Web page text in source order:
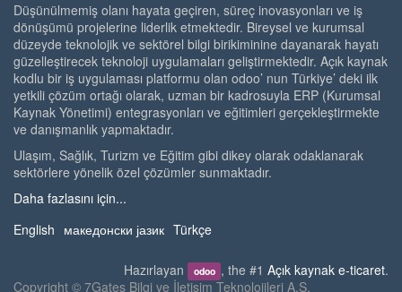
Düşünülmemiş olanı hayata geçiren, süreç inovasyonları ve iş
dönüşümü projelerine liderlik etmektedir. Bireysel ve kurumsal
düzeyde teknolojik ve sektörel bilgi birikiminine dayanarak hayatı
güzelleştirecek teknoloji uygulamaları geliştirmektedir. Açık kaynak
kodlu bir iş uygulaması platformu olan odoo’ nun Türkiye’ deki ilk
yetkili çözüm ortağı olarak, uzman bir kadrosuyla ERP (Kurumsal
Kaynak Yönetimi) entegrasyonları ve eğitimleri gerçekleştirmekte
ve danışmanlık yapmaktadır.
Ulaşım, Sağlık, Turizm ve Eğitim gibi dikey olarak odaklanarak
sektörlere yönelik özel çözümler sunmaktadır.
Daha fazlasını için...
English македонски јазик Türkçe
Hazırlayan odoo , the #1 Açık kaynak e-ticaret.
Copyright © 7Gates Bilgi ve İletişim Teknolojileri A.Ş.